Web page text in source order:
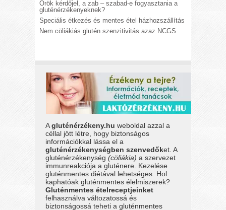
Örök kérdőjel, a zab – szabad-e fogyasztania a
gluténérzékenyeknek?
Speciális étkezés és mentes étel házhozszállítás
Nem cöliákiás glutén szenzitivitás azaz NCGS
Agluténérzékeny.hu weboldal azzal a
céllal jött létre, hogy biztonságos
információkkal lássa el a
gluténérzékenységben szenvedőket. A
gluténérzékenység(cöliákia) a szervezet
immunreakciója a gluténere. Kezelése
gluténmentes diétával lehetséges. Hol
kaphatóak gluténmentes élelmiszerek?
Gluténmentes ételreceptjeinket
felhasználva változatossá és
biztonságossá teheti a gluténmentes